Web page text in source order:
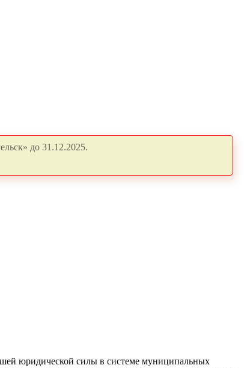
до 31.12.2025.
юридической силы в системе муниципальных